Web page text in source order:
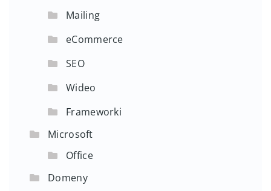
Mailing
eCommerce
SEO
Wideo
Frameworki
Microsoft
Office
Domeny